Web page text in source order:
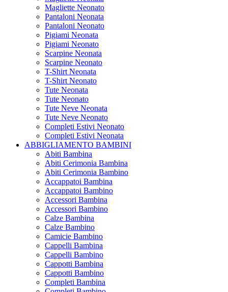
Magliette Neonato
Pantaloni Neonata
Pantaloni Neonato
Pigiami Neonata
Pigiami Neonato
Scarpine Neonata
Scarpine Neonato
T-Shirt Neonata
T-Shirt Neonato
Tute Neonata
Tute Neonato
Tute Neve Neonata
Tute Neve Neonato
Completi Estivi Neonato
Completi Estivi Neonata
ABBIGLIAMENTO BAMBINI
Abiti Bambina
Abiti Cerimonia Bambina
Abiti Cerimonia Bambino
Accappatoi Bambina
Accappatoi Bambino
Accessori Bambina
Accessori Bambino
Calze Bambina
Calze Bambino
Camicie Bambino
Cappelli Bambina
Cappelli Bambino
Cappotti Bambina
Cappotti Bambino
Completi Bambina